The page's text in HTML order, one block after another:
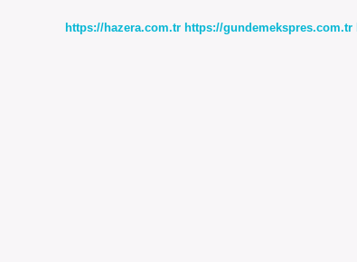
https://hazera.com.tr https://gundemekspres.com.tr